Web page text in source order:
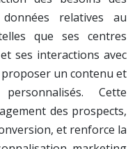
relatives au
que ses centres
ses interactions avec
proposer un contenu et
Cette
des prospects,
et renforce la